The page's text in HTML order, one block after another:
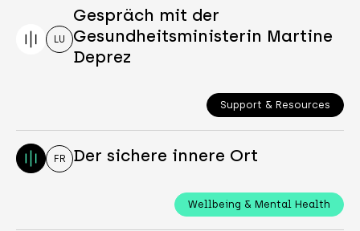
LU
Gespräch mit der
Gesundheitsministerin Martine
Deprez
Support & Resources
FR Der sichere innere Ort
Wellbeing & Mental Health